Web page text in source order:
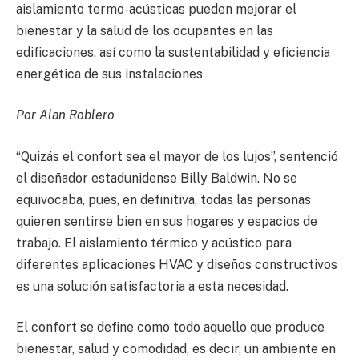
aislamiento termo-acústicas pueden mejorar el
bienestar y la salud de los ocupantes en las
edificaciones, así como la sustentabilidad y eficiencia
energética de sus instalaciones
Por Alan Roblero
“Quizás el confort sea el mayor de los lujos”, sentenció
el diseñador estadunidense Billy Baldwin. No se
equivocaba, pues, en definitiva, todas las personas
quieren sentirse bien en sus hogares y espacios de
trabajo. El aislamiento térmico y acústico para
diferentes aplicaciones HVAC y diseños constructivos
es una solución satisfactoria a esta necesidad.
El confort se define como todo aquello que produce
bienestar, salud y comodidad, es decir, un ambiente en